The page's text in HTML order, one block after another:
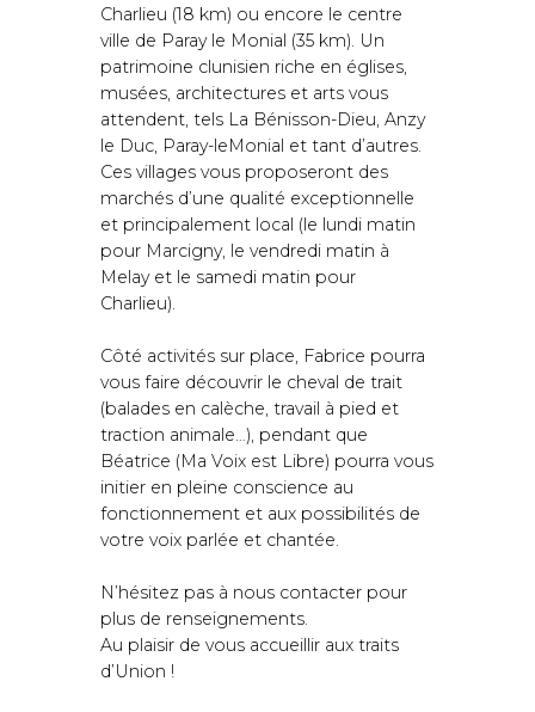
Charlieu (18 km) ou encore le centre
ville de Paray le Monial (35 km). Un
patrimoine clunisien riche en églises,
musées, architectures et arts vous
attendent, tels La Bénisson-Dieu, Anzy
le Duc, Paray-leMonial et tant d’autres.
Ces villages vous proposeront des
marchés d’une qualité exceptionnelle
et principalement local (le lundi matin
pour Marcigny, le vendredi matin à
Melay et le samedi matin pour
Charlieu).
Côté activités sur place, Fabrice pourra
vous faire découvrir le cheval de trait
(balades en calèche, travail à pied et
traction animale…), pendant que
Béatrice (Ma Voix est Libre) pourra vous
initier en pleine conscience au
fonctionnement et aux possibilités de
votre voix parlée et chantée.
N’hésitez pas à nous contacter pour
plus de renseignements.
Au plaisir de vous accueillir aux traits
d’Union !